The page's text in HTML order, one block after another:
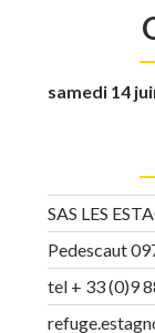
samedi 14
SAS LES
Pedescaut
tel + 33 (0)9